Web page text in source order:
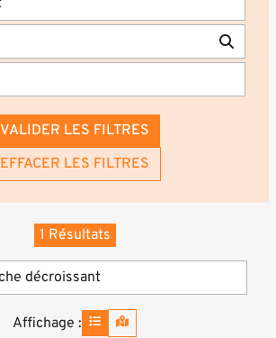
VALIDER LES FILTRES
EFFACER LES FILTRES
1 Résultats
Affichage :